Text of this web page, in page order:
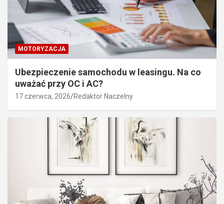
MOTORYZACJA
Ubezpieczenie samochodu w leasingu. Na co
uważać przy OC i AC?
17 czerwca, 2026 Redaktor Naczelny